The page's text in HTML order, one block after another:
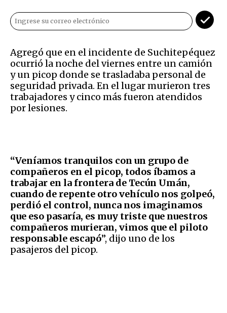
Agregó que en el incidente de Suchitepéquez
ocurrió la noche del viernes entre un camión
y un picop donde se trasladaba personal de
seguridad privada. En el lugar murieron tres
trabajadores y cinco más fueron atendidos
por lesiones.
“Veníamos tranquilos con un grupo de
compañeros en el picop, todos íbamos a
trabajar en la frontera de Tecún Umán,
cuando de repente otro vehículo nos golpeó,
perdió el control, nunca nos imaginamos
que eso pasaría, es muy triste que nuestros
compañeros murieran, vimos que el piloto
responsable escapó”, dijo uno de los
pasajeros del picop.